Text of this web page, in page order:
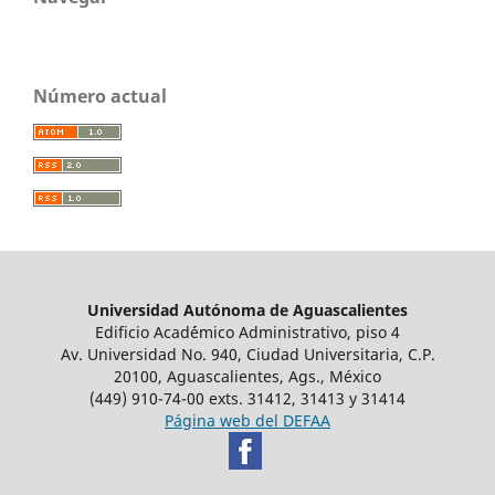
Número actual
Universidad Autónoma de Aguascalientes
Edificio Acad´émico Administrativo, piso 4
Av. Universidad No. 940, Ciudad Universitaria, C.P.
20100, Aguascalientes, Ags., México
(449) 910-74-00 exts. 31412, 31413 y 31414
Página web del DEFAA